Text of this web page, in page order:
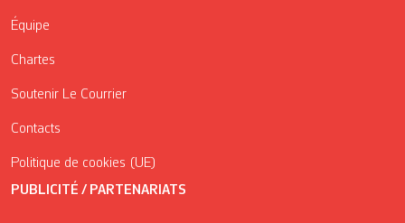
Équipe
Chartes
Soutenir Le Courrier
Contacts
Politique de cookies (UE)
PUBLICITÉ / PARTENARIATS